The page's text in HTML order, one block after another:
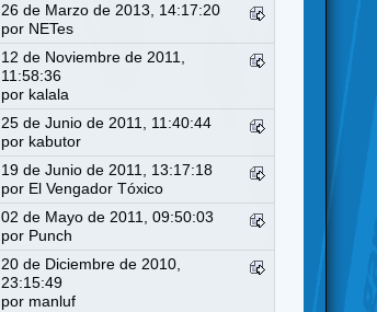
26 de Marzo de 2013, 14:17:20
por NETes
12 de Noviembre de 2011,
11:58:36
por kalala
25 de Junio de 2011, 11:40:44
por kabutor
19 de Junio de 2011, 13:17:18
por El Vengador Tóxico
02 de Mayo de 2011, 09:50:03
por Punch
20 de Diciembre de 2010,
23:15:49
por manluf